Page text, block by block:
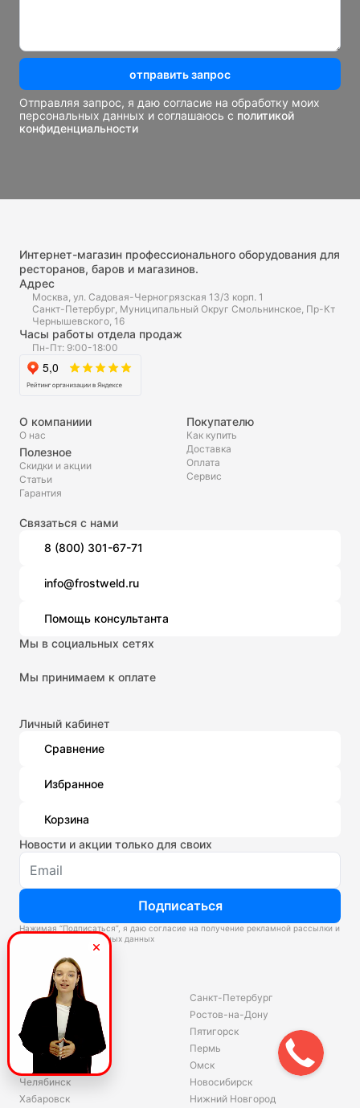
отправить запрос
Отправляя запрос, я даю согласие на обработку моих
персональных данных и соглашаюсь с политикой
конфиденциальности
Интернет-магазин профессионального оборудования для
ресторанов, баров и магазинов.
Адрес
Москва, ул. Садовая-Черногрязская 13/3 корп. 1
Санкт-Петербург, Муниципальный Округ Смольнинское, Пр-Кт
Чернышевского, 16
Часы работы отдела продаж
Пн-Пт: 9:00-18:00
О компаниии
О нас
Полезное
Скидки и акции
Статьи
Гарантия
Покупателю
Как купить
Доставка
Оплата
Сервис
Связаться с нами
8 (800) 301-67-71
info@frostweld.ru
Помощь консультанта
Мы в социальных сетях
Мы принимаем к оплате
Личный кабинет
Сравнение
Избранное
Корзина
Новости и акции только для своих
Подписаться
Нажимая “Подписаться”, я даю согласие на получение рекламной рассылки и
обработку персональных данных
Склады
Владивосток
Екатеринбург
Красноярск
Волгоград
Челябинск
Хабаровск
Санкт-Петербург
Ростов-на-Дону
Пятигорск
Пермь
Омск
Новосибирск
Нижний Новгород